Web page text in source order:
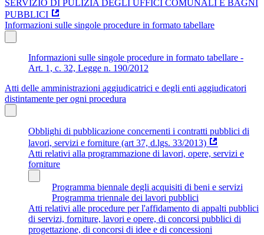
SERVIZIO DI PULIZIA DEGLI UFFICI COMUNALI E BAGNI
PUBBLICI
Informazioni sulle singole procedure in formato tabellare
Informazioni sulle singole procedure in formato tabellare -
Art. 1, c. 32, Legge n. 190/2012
Atti delle amministrazioni aggiudicatrici e degli enti aggiudicatori
distintamente per ogni procedura
Obblighi di pubblicazione concernenti i contratti pubblici di
lavori, servizi e forniture (art 37, d.lgs. 33/2013)
Atti relativi alla programmazione di lavori, opere, servizi e
forniture
Programma biennale degli acquisiti di beni e servizi
Programma triennale dei lavori pubblici
Atti relativi alle procedure per l'affidamento di appalti pubblici
di servizi, forniture, lavori e opere, di concorsi pubblici di
progettazione, di concorsi di idee e di concessioni